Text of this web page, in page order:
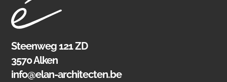
Steenweg 121 ZD
3570 Alken
info@elan-architecten.be